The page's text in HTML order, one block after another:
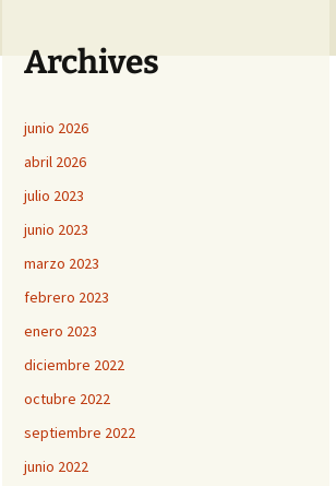
Archives
junio 2026
abril 2026
julio 2023
junio 2023
marzo 2023
febrero 2023
enero 2023
diciembre 2022
octubre 2022
septiembre 2022
junio 2022